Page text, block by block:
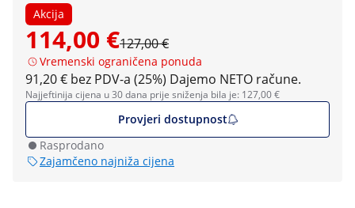
Akcija
114,00 €127,00 €
Vremenski ograničena ponuda
91,20 € bez PDV-a (25%) Dajemo NETO račune.
Najjeftinija cijena u 30 dana prije sniženja bila je: 127,00 €
Provjeri dostupnost
Rasprodano
Zajamčeno najniža cijena